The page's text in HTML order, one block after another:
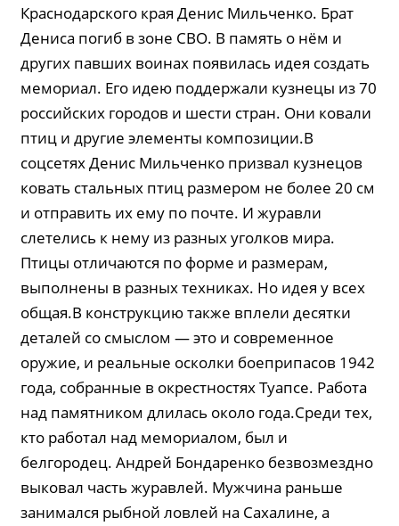
Краснодарского края Денис Мильченко. Брат
Дениса погиб в зоне СВО. В память о нём и
других павших воинах появилась идея создать
мемориал. Его идею поддержали кузнецы из 70
российских городов и шести стран. Они ковали
птиц и другие элементы композиции.В
соцсетях Денис Мильченко призвал кузнецов
ковать стальных птиц размером не более 20 см
и отправить их ему по почте. И журавли
слетелись к нему из разных уголков мира.
Птицы отличаются по форме и размерам,
выполнены в разных техниках. Но идея у всех
общая.В конструкцию также вплели десятки
деталей со смыслом — это и современное
оружие, и реальные осколки боеприпасов 1942
года, собранные в окрестностях Туапсе. Работа
над памятником длилась около года.Среди тех,
кто работал над мемориалом, был и
белгородец. Андрей Бондаренко безвозмездно
выковал часть журавлей. Мужчина раньше
занимался рыбной ловлей на Сахалине, а